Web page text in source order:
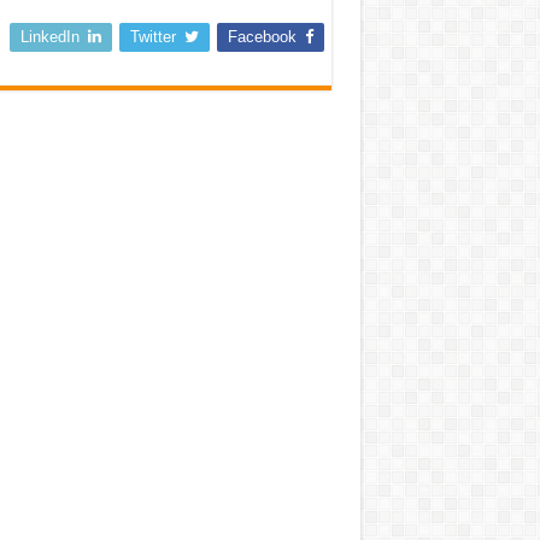
Facebook
Twitter
LinkedIn